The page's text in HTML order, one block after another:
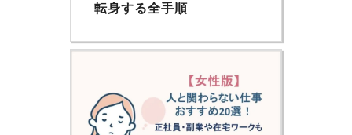
転身する全手順